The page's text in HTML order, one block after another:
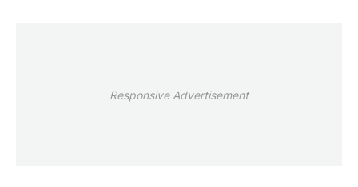
Responsive Advertisement